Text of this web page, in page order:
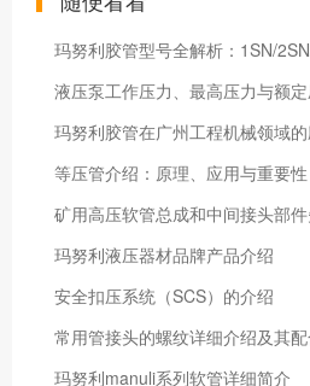
液压泵工作压力、最高压力与额
玛努利胶管在广州工程机械领域
等压管介绍：原理、应用与重要性
矿用高压软管总成和中间接头部
玛努利液压器材品牌产品介绍
安全扣压系统（SCS）的介绍
玛努利manuli系列软管详细简介